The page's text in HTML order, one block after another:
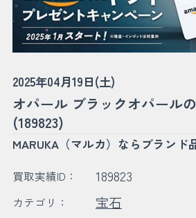
2025年04月19日(土)
オパール ブラックオパール
(189823)
MARUKA（マルカ）ならブランド
買取実績ID： 189823
カテゴリ： 宝石